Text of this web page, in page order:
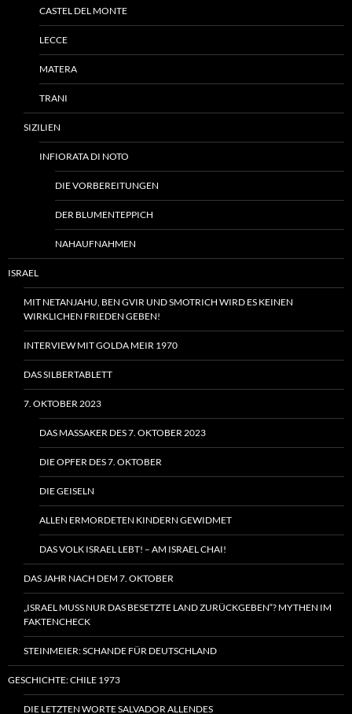
CASTEL DEL MONTE
LECCE
MATERA
TRANI
SIZILIEN
INFIORATA DI NOTO
DIE VORBEREITUNGEN
DER BLUMENTEPPICH
NAHAUFNAHMEN
ISRAEL
MIT NETANJAHU, BEN GVIR UND SMOTRICH WIRD ES KEINEN
WIRKLICHEN FRIEDEN GEBEN!
INTERVIEW MIT GOLDA MEIR 1970
DAS SILBERTABLETT
7. OKTOBER 2023
DAS MASSAKER DES 7. OKTOBER 2023
DIE OPFER DES 7. OKTOBER
DIE GEISELN
ALLEN ERMORDETEN KINDERN GEWIDMET
DAS VOLK ISRAEL LEBT! – AM ISRAEL CHAI!
DAS JAHR NACH DEM 7. OKTOBER
„ISRAEL MUSS NUR DAS BESETZTE LAND ZURÜCKGEBEN“? MYTHEN IM
FAKTENCHECK
STEINMEIER: SCHANDE FÜR DEUTSCHLAND
GESCHICHTE: CHILE 1973
DIE LETZTEN WORTE SALVADOR ALLENDES